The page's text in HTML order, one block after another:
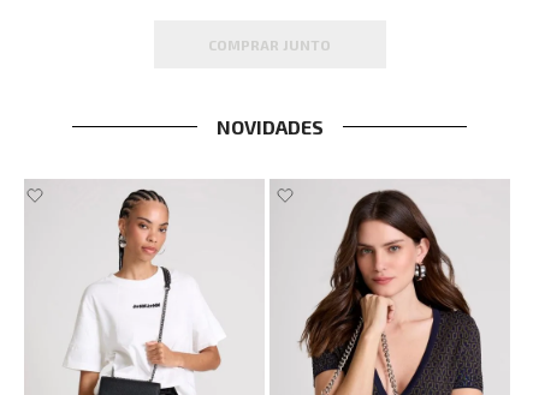
COMPRAR JUNTO
NOVIDADES